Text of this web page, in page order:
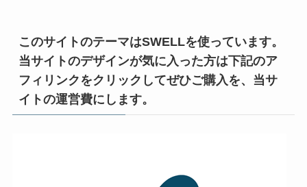
このサイトのテーマはSWELLを使っています。
当サイトのデザインが気に入った方は下記のア
フィリンクをクリックしてぜひご購入を、当サ
イトの運営費にします。